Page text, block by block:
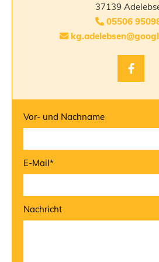
37139
 05506

Vor- und Nachname
E-Mail*
Nachricht